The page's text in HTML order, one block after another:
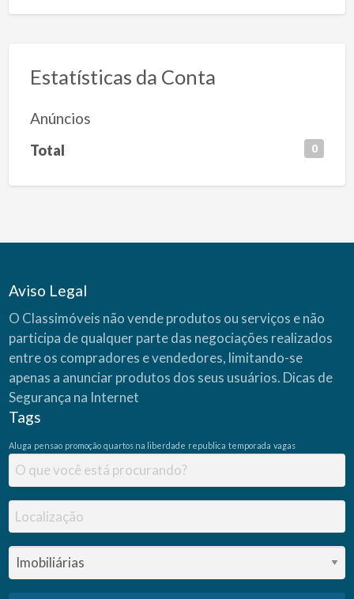
Estatísticas da Conta
Anúncios
Total 0
Aviso Legal
O Classimóveis não vende produtos ou serviços e não
participa de qualquer parte das negociações realizados
entre os compradores e vendedores, limitando-se
apenas a anunciar produtos dos seus usuários. Dicas de
Segurança na Internet
Tags
Aluga pensao promoção quartos na liberdade republica temporada vagas